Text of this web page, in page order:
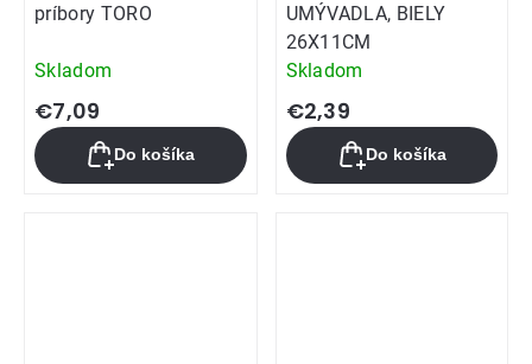
príbory TORO
Skladom
€7,09
Do košíka
UMÝVADLA, BIELY
26X11CM
Skladom
€2,39
Do košíka